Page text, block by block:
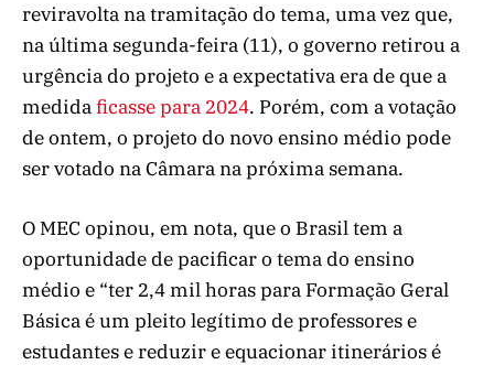
reviravolta na tramitação do tema, uma vez que,
na última segunda-feira (11), o governo retirou a
urgência do projeto e a expectativa era de que a
medidaficasse para 2024. Porém, com a votação
de ontem, o projeto do novo ensino médio pode
ser votado na Câmara na próxima semana.
O MEC opinou, em nota, que o Brasil tem a
oportunidade de pacificar o tema do ensino
médio e “ter 2,4 mil horas para Formação Geral
Básica é um pleito legítimo de professores e
estudantes e reduzir e equacionar itinerários é